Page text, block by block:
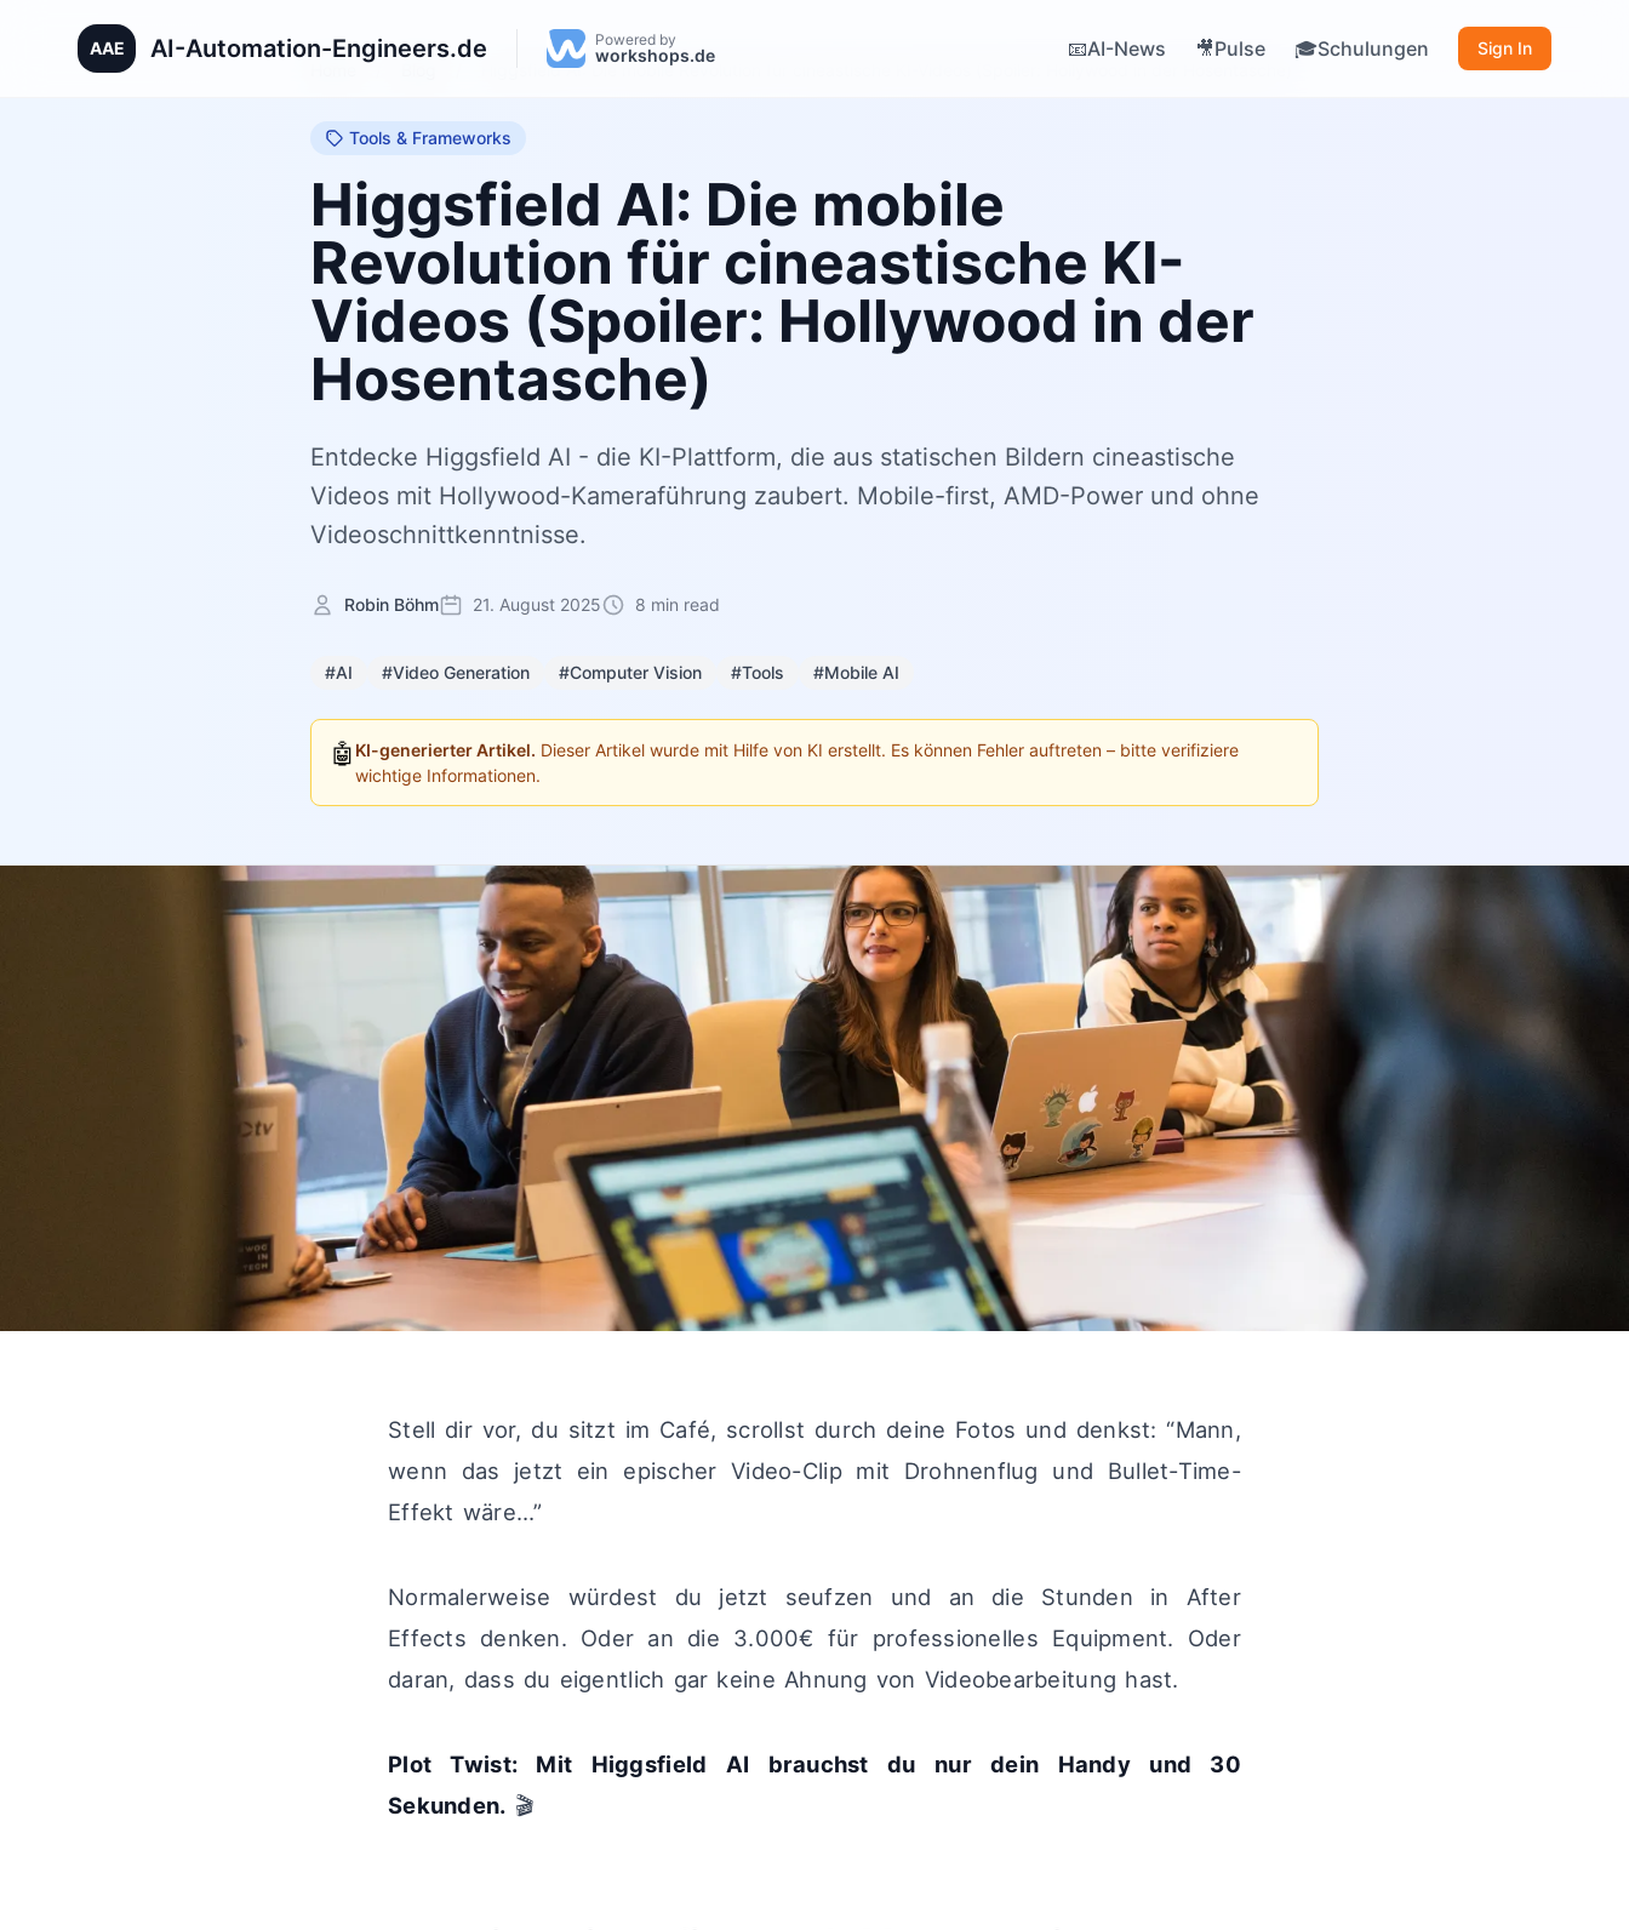
AAE AI-Automation-Engineers.de Powered by
workshops.de 📧AI-News 🎥Pulse 🎓Schulungen
Sign In
Higgsfield AI: Die mobile Revolution für cineastische KI-Videos (Spoiler: Hollywood in der Hosentasche)
Tools & Frameworks
Higgsfield AI: Die mobile
Revolution für cineastische KI-
Videos (Spoiler: Hollywood in der
Hosentasche)
Entdecke Higgsfield AI - die KI-Plattform, die aus statischen Bildern cineastische
Videos mit Hollywood-Kameraführung zaubert. Mobile-first, AMD-Power und ohne
Videoschnittkenntnisse.
Robin Böhm 21. August 2025 8 min read
#AI #Video Generation #Computer Vision #Tools #Mobile AI
🤖 KI-generierter Artikel. Dieser Artikel wurde mit Hilfe von KI erstellt. Es können Fehler auftreten – bitte verifiziere
wichtige Informationen.
Stell dir vor, du sitzt im Café, scrollst durch deine Fotos und denkst: “Mann,
wenn das jetzt ein epischer Video-Clip mit Drohnenflug und Bullet-Time-
Effekt wäre…”
Normalerweise würdest du jetzt seufzen und an die Stunden in After
Effects denken. Oder an die 3.000€ für professionelles Equipment. Oder
daran, dass du eigentlich gar keine Ahnung von Videobearbeitung hast.
Plot Twist: Mit Higgsfield AI brauchst du nur dein Handy und 30
Sekunden. 🎬